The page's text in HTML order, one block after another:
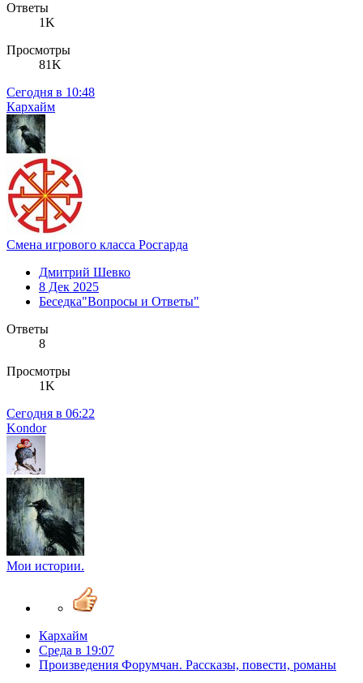
Ответы
1K
Просмотры
81K
Сегодня в 10:48
Кархайм
Смена игрового класса Росгарда
Дмитрий Шевко
8 Дек 2025
Беседка"Вопросы и Ответы"
Ответы
8
Просмотры
1K
Сегодня в 06:22
Kondor
Мои истории.
Кархайм
Среда в 19:07
Произведения Форумчан. Рассказы, повести, романы